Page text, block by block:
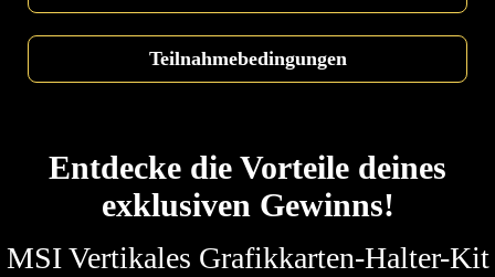
Teilnahmebedingungen
Entdecke die Vorteile deines
exklusiven Gewinns!
MSI Vertikales Grafikkarten-Halter-Kit